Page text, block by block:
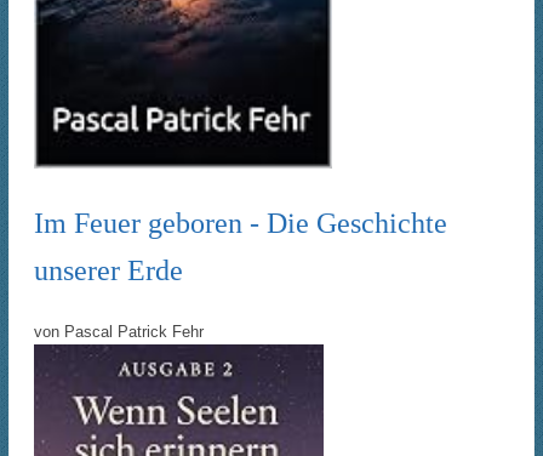
Im Feuer geboren - Die Geschichte
unserer Erde
von Pascal Patrick Fehr